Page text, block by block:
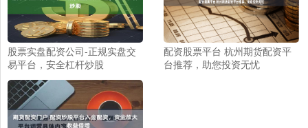
股票实盘配资公司-正规实盘交
易平台，安全杠杆炒股
配资股票平台 杭州期货配资平
台推荐，助您投资无忧